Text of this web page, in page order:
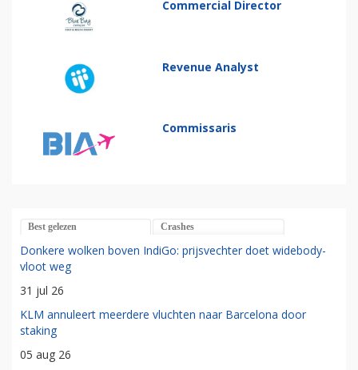
Commercial Director
Revenue Analyst
Commissaris
Best gelezen Crashes
Donkere wolken boven IndiGo: prijsvechter doet widebody-
vloot weg
31 jul 26
KLM annuleert meerdere vluchten naar Barcelona door
staking
05 aug 26